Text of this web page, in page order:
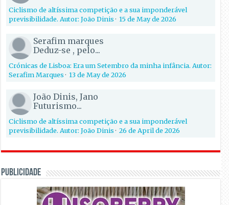
Ciclismo de altíssima competição e a sua imponderável
previsibilidade. Autor: João Dinis·15 de May de 2026
Serafim marques
Deduz-se , pelo...
Crónicas de Lisboa: Era um Setembro da minha infância. Autor:
Serafim Marques·13 de May de 2026
João Dinis, Jano
Futurismo...
Ciclismo de altíssima competição e a sua imponderável
previsibilidade. Autor: João Dinis·26 de April de 2026
PUBLICIDADE